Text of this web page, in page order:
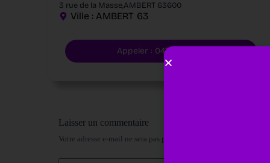
3 rue de la Masse,AMBERT 63600
Ville : AMBERT 63
Appeler : 0473820240
Laisser un commentaire
Votre adresse e-mail ne sera pas publiée. Les champs